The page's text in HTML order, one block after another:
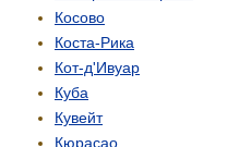
Косово
Коста-Рика
Кот-д'Ивуар
Куба
Кувейт
Кюрасао